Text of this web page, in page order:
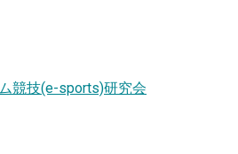
競技(e-sports)研究会